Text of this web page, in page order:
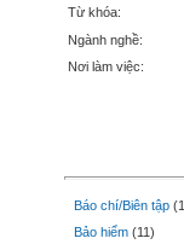
Từ khóa:
Ngành nghề:
Nơi làm việc:
Báo chí/Biên tập (
Bảo hiểm (11)